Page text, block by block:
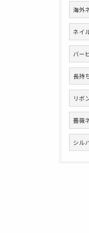
海外
ネイ
バー
長持
リボ
薔薇
シル